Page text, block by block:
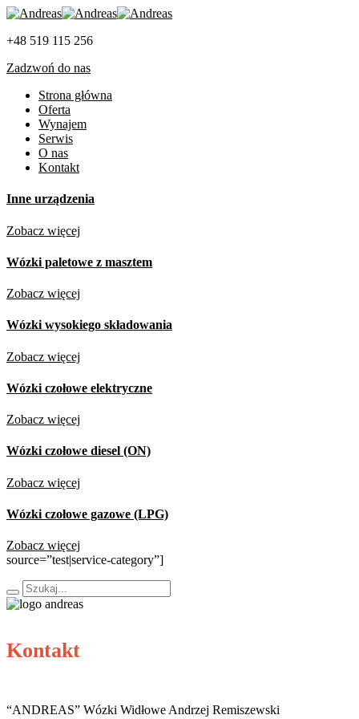
+48 519 115 256
Zadzwoń do nas
Strona główna
Oferta
Wynajem
Serwis
O nas
Kontakt
Inne urządzenia
Zobacz więcej
Wózki paletowe z masztem
Zobacz więcej
Wózki wysokiego składowania
Zobacz więcej
Wózki czołowe elektryczne
Zobacz więcej
Wózki czołowe diesel (ON)
Zobacz więcej
Wózki czołowe gazowe (LPG)
Zobacz więcej
source=”test|service-category”]
Kontakt
“ANDREAS” Wózki Widłowe Andrzej Remiszewski